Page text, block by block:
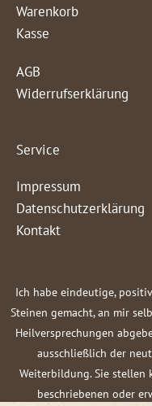
Warenkorb
Kasse
AGB
Widerrufserklärung
Service
Impressum
Datenschutzerklärung
Kontakt
Ich habe eindeutige,
Steinen gemacht, an mir
Heilversprechungen
ausschließlich der
Weiterbildung. Sie stellen
beschriebenen oder